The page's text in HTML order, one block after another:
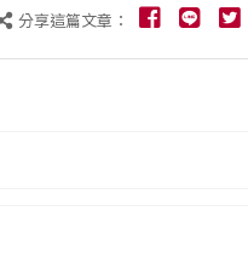
分享這篇文章：